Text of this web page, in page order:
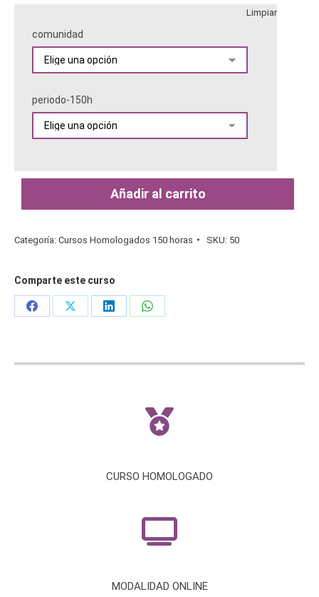
comunidad
periodo-150h
Limpiar
Añadir al carrito
Categoría: Cursos Homologados 150 horas SKU: 50
Comparte este curso
Share
Share
Share
Share
CURSO HOMOLOGADO
MODALIDAD ONLINE